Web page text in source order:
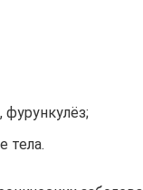
тела.